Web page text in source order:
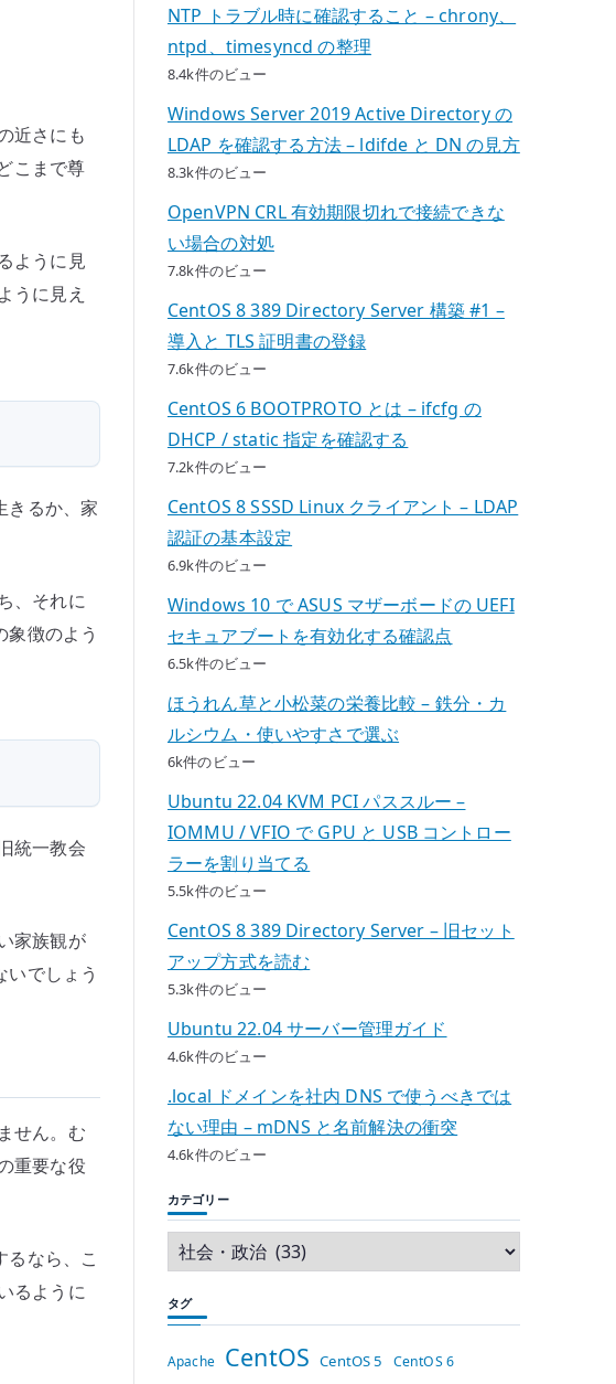
近さにも
こまで尊
ように見
うに見え
きるか、家
、それに
徴のよう
統一教会
家族観が
でしょう
せん。む
重要な役
るなら、こ
るように
NTP トラブル時に確認すること – chrony、
ntpd、timesyncd の整理
8.4k件のビュー
Windows Server 2019 Active Directory の
LDAP を確認する方法 – ldifde と DN の見方
8.3k件のビュー
OpenVPN CRL 有効期限切れで接続できな
い場合の対処
7.8k件のビュー
CentOS 8 389 Directory Server 構築 #1 –
導入と TLS 証明書の登録
7.6k件のビュー
CentOS 6 BOOTPROTO とは – ifcfg の
DHCP / static 指定を確認する
7.2k件のビュー
CentOS 8 SSSD Linux クライアント – LDAP
認証の基本設定
6.9k件のビュー
Windows 10 で ASUS マザーボードの UEFI
セキュアブートを有効化する確認点
6.5k件のビュー
ほうれん草と小松菜の栄養比較 – 鉄分・カ
ルシウム・使いやすさで選ぶ
6k件のビュー
Ubuntu 22.04 KVM PCI パススルー –
IOMMU / VFIO で GPU と USB コントロー
ラーを割り当てる
5.5k件のビュー
CentOS 8 389 Directory Server – 旧セット
アップ方式を読む
5.3k件のビュー
Ubuntu 22.04 サーバー管理ガイド
4.6k件のビュー
.local ドメインを社内 DNS で使うべきでは
ない理由 – mDNS と名前解決の衝突
4.6k件のビュー
カテゴリー
タグ
Apache CentOS CentOS 5 CentOS 6